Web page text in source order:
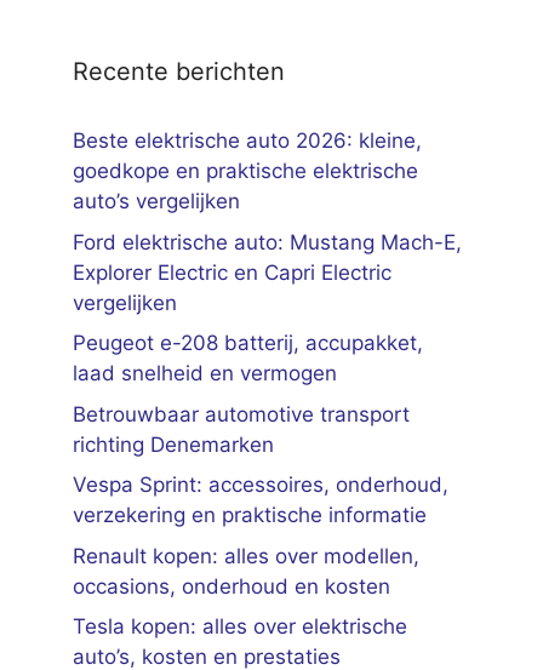
Recente berichten
Beste elektrische auto 2026: kleine,
goedkope en praktische elektrische
auto’s vergelijken
Ford elektrische auto: Mustang Mach-E,
Explorer Electric en Capri Electric
vergelijken
Peugeot e-208 batterij, accupakket,
laad snelheid en vermogen
Betrouwbaar automotive transport
richting Denemarken
Vespa Sprint: accessoires, onderhoud,
verzekering en praktische informatie
Renault kopen: alles over modellen,
occasions, onderhoud en kosten
Tesla kopen: alles over elektrische
auto’s, kosten en prestaties